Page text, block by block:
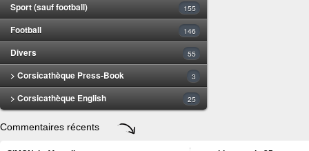
Sport (sauf football) 155
Football 146
Divers 55
> Corsicathèque Press-Book 3
> Corsicathèque English 25
Commentaires récents